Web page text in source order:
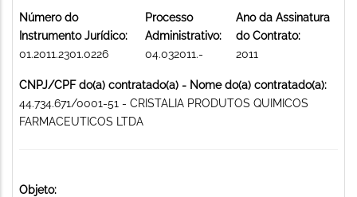
Número do
Instrumento Jurídico:
01.2011.2301.0226
Processo
Administrativo:
04.032011.-
Ano da Assinatura
do Contrato:
2011
CNPJ/CPF do(a) contratado(a) - Nome do(a) contratado(a):
44.734.671/0001-51 - CRISTALIA PRODUTOS QUIMICOS
FARMACEUTICOS LTDA
Objeto: